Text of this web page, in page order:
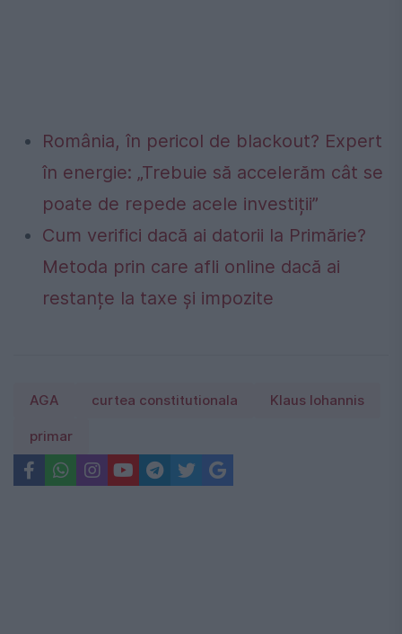
România, în pericol de blackout? Expert
în energie: „Trebuie să accelerăm cât se
poate de repede acele investiții”
Cum verifici dacă ai datorii la Primărie?
Metoda prin care afli online dacă ai
restanțe la taxe și impozite
AGA curtea constitutionala Klaus Iohannis
primar